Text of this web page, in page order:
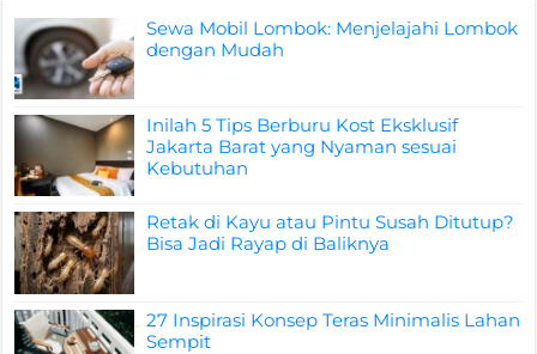
Sewa Mobil Lombok: Menjelajahi Lombok
dengan Mudah
Inilah 5 Tips Berburu Kost Eksklusif
Jakarta Barat yang Nyaman sesuai
Kebutuhan
Retak di Kayu atau Pintu Susah Ditutup?
Bisa Jadi Rayap di Baliknya
27 Inspirasi Konsep Teras Minimalis Lahan
Sempit